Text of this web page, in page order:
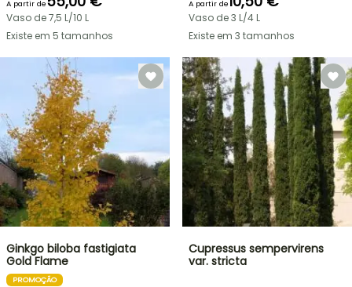
A partir de
Vaso de 7,5 L/10 L
Existe em 5 tamanhos
A partir de
Vaso de 3 L/4 L
Existe em 3 tamanhos
Ginkgo biloba fastigiata
Gold Flame
PROMOÇÃO
Cupressus sempervirens
var. stricta